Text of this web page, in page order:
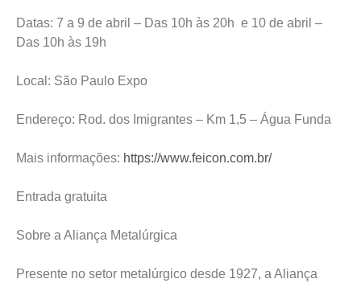
Datas: 7 a 9 de abril – Das 10h às 20h e 10 de abril –
Das 10h às 19h
Local: São Paulo Expo
Endereço: Rod. dos Imigrantes – Km 1,5 – Água Funda
Mais informações: https://www.feicon.com.br/
Entrada gratuita
Sobre a Aliança Metalúrgica
Presente no setor metalúrgico desde 1927, a Aliança